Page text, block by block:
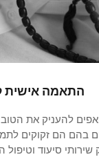
התאמה אישית
להעניק את הטוב
בהם הם זקוקים
סיעוד